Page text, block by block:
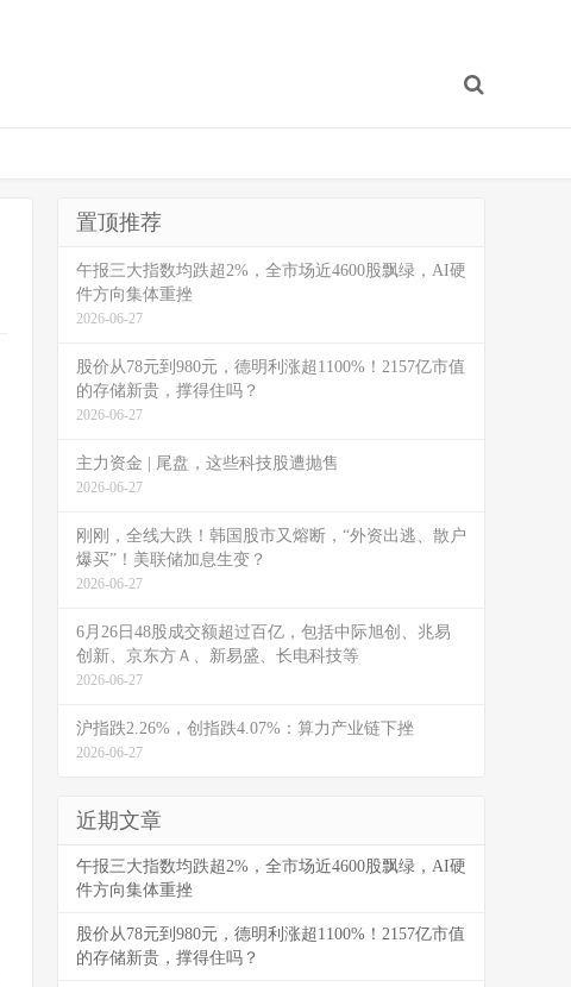
置顶推荐
午报三大指数均跌超2%，全市场近4600股飘绿，AI硬
件方向集体重挫
2026-06-27
股价从78元到980元，德明利涨超1100%！2157亿市值
的存储新贵，撑得住吗？
2026-06-27
主力资金 | 尾盘，这些科技股遭抛售
2026-06-27
刚刚，全线大跌！韩国股市又熔断，“外资出逃、散户
爆买”！美联储加息生变？
2026-06-27
6月26日48股成交额超过百亿，包括中际旭创、兆易
创新、京东方Ａ、新易盛、长电科技等
2026-06-27
沪指跌2.26%，创指跌4.07%：算力产业链下挫
2026-06-27
近期文章
午报三大指数均跌超2%，全市场近4600股飘绿，AI硬
件方向集体重挫
股价从78元到980元，德明利涨超1100%！2157亿市值
的存储新贵，撑得住吗？